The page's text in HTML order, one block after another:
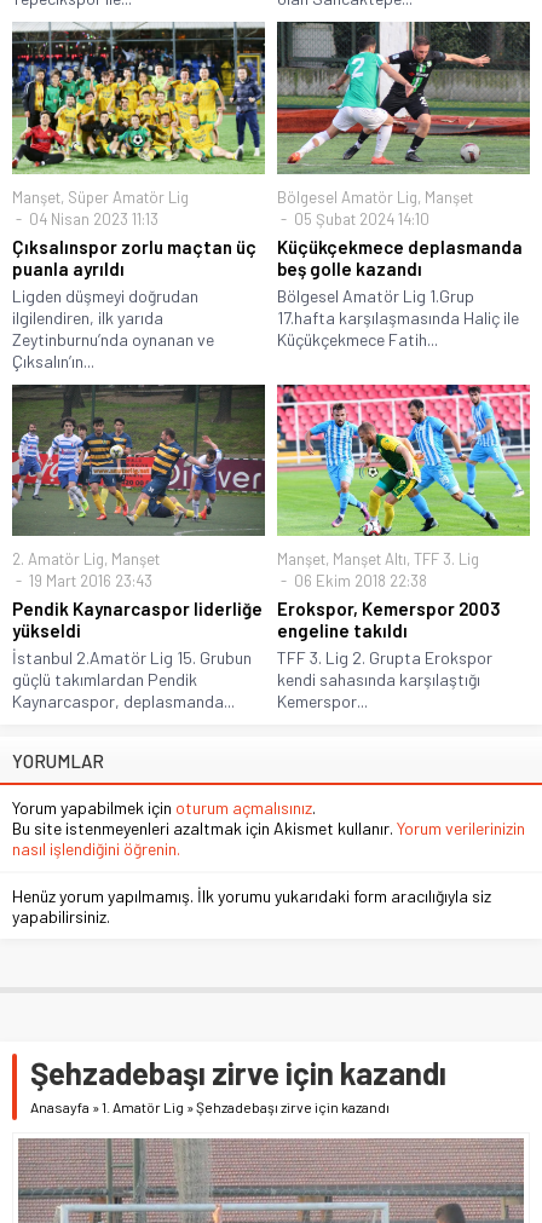
Manşet, Süper Amatör Lig
04 Nisan 2023 11:13
Çıksalınspor zorlu maçtan üç
puanla ayrıldı
Ligden düşmeyi doğrudan
ilgilendiren, ilk yarıda
Zeytinburnu’nda oynanan ve
Çıksalın’ın...
Bölgesel Amatör Lig, Manşet
05 Şubat 2024 14:10
Küçükçekmece deplasmanda
beş golle kazandı
Bölgesel Amatör Lig 1.Grup
17.hafta karşılaşmasında Haliç ile
Küçükçekmece Fatih...
2. Amatör Lig, Manşet
19 Mart 2016 23:43
Pendik Kaynarcaspor liderliğe
yükseldi
İstanbul 2.Amatör Lig 15. Grubun
güçlü takımlardan Pendik
Kaynarcaspor, deplasmanda...
Manşet, Manşet Altı, TFF 3. Lig
06 Ekim 2018 22:38
Erokspor, Kemerspor 2003
engeline takıldı
TFF 3. Lig 2. Grupta Erokspor
kendi sahasında karşılaştığı
Kemerspor...
YORUMLAR
Yorum yapabilmek için oturum açmalısınız.
Bu site istenmeyenleri azaltmak için Akismet kullanır. Yorum verilerinizin
nasıl işlendiğini öğrenin.
Henüz yorum yapılmamış. İlk yorumu yukarıdaki form aracılığıyla siz
yapabilirsiniz.
Şehzadebaşı zirve için kazandı
Anasayfa »1. Amatör Lig »Şehzadebaşı zirve için kazandı